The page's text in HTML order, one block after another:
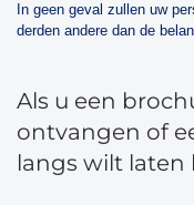
In geen geval zullen uw
derden andere dan de
Als u een
ontvangen of
langs wilt laten